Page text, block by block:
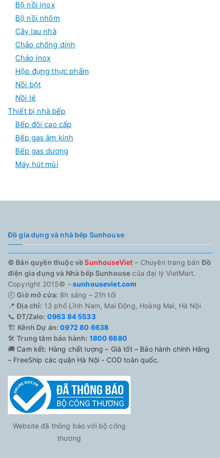
Bộ nồi inox
Bộ nồi nhôm
Cây lau nhà
Chảo chống dính
Chảo inox
Hộp đựng thực phẩm
Nồi bột
Nồi lẻ
Thiết bị nhà bếp
Bếp đôi cao cấp
Bếp gas âm kính
Bếp gas dương
Máy hút mùi
Đồ gia dụng và nhà bếp Sunhouse
© Bản quyền thuộc vềSunhouseViet – Chuyên trang bánĐồ
điện gia dụng và Nhà bếp Sunhouse của đại lý VietMart.
Copyright 2015© –sunhouseviet.com
🕗Giờ mở cửa: 8h sáng – 21h tối
📍Địa chỉ: 13 phố Lĩnh Nam, Mai Động, Hoàng Mai, Hà Nội
📞ĐT/Zalo: 0963 84 5533
🏗️ Kênh Dự án: 0972 80 6638
🛠️Trung tâm bảo hành: 1800 6680
🚚 Cam kết: Hàng chất lượng – Giá tốt – Bảo hành chính Hãng
– FreeShip các quận Hà Nội - COD toàn quốc.
Website đã thông báo với bộ công
thương